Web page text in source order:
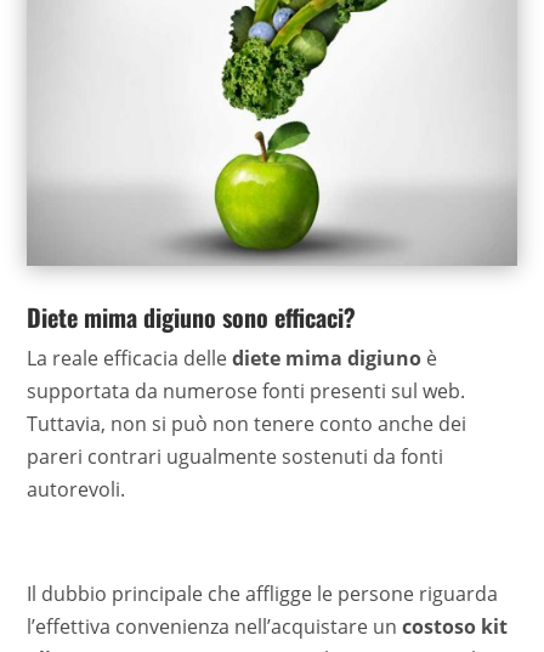
Diete mima digiuno sono efficaci?
La reale efficacia dellediete mima digiuno è
supportata da numerose fonti presenti sul web.
Tuttavia, non si può non tenere conto anche dei
pareri contrari ugualmente sostenuti da fonti
autorevoli.
Il dubbio principale che affligge le persone riguarda
l’effettiva convenienza nell’acquistare uncostoso kit